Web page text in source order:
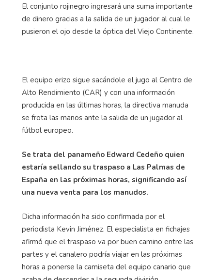
El conjunto rojinegro ingresará una suma importante
de dinero gracias a la salida de un jugador al cual le
pusieron el ojo desde la óptica del Viejo Continente.
El equipo erizo sigue sacándole el jugo al Centro de
Alto Rendimiento (CAR) y con una información
producida en las últimas horas, la directiva manuda
se frota las manos ante la salida de un jugador al
fútbol europeo.
Se trata del panameño Edward Cedeño quien
estaría sellando su traspaso a Las Palmas de
España en las próximas horas, significando así
una nueva venta para los manudos.
Dicha información ha sido confirmada por el
periodista Kevin Jiménez. El especialista en fichajes
afirmó que el traspaso va por buen camino entre las
partes y el canalero podría viajar en las próximas
horas a ponerse la camiseta del equipo canario que